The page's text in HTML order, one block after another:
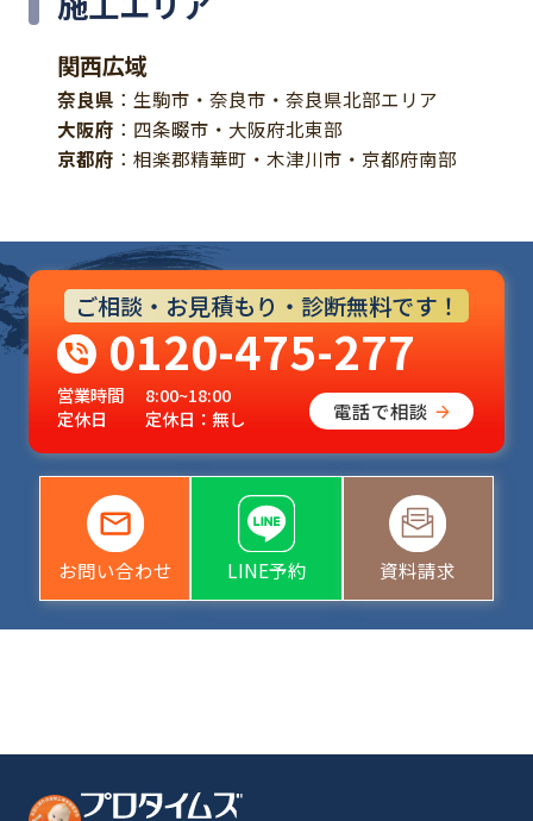
関西広域
奈良県 ：生駒市・奈良市・奈良県北部エリア
大阪府 ：四条畷市・大阪府北東部
京都府 ：相楽郡精華町・木津川市・京都府南部
ご相談・お見積もり・診断無料です！
0120-475-277
営業時間
8:00~18:00
定休日
定休日：無し 電話で相談
お問い合わせ LINE予約 資料請求